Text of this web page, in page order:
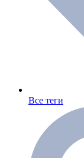
Все теги